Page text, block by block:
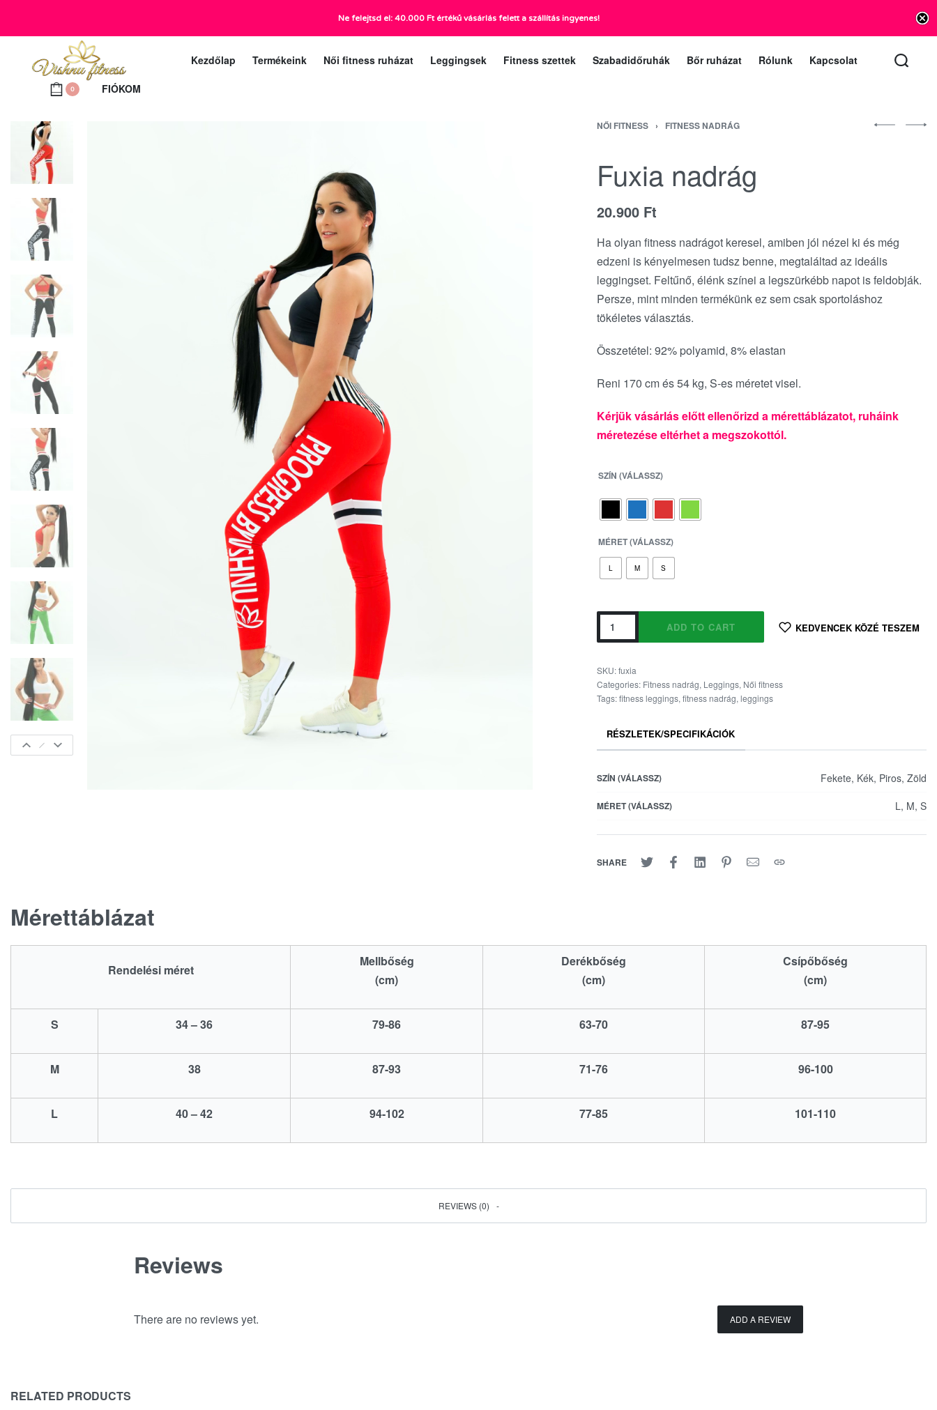
Kezdőlap Termékeink Női fitness ruházat Leggingsek Fitness szettek Szabadidőruhák Bőr ruházat Rólunk Kapcsolat
0 FIÓKOM
NŐI FITNESS › FITNESS NADRÁG
Fuxia nadrág
20.900 Ft
Ha olyan fitness nadrágot keresel, amiben jól nézel ki és még
edzeni is kényelmesen tudsz benne, megtaláltad az ideális
leggingset. Feltűnő, élénk színei a legszürkébb napot is feldobják.
Persze, mint minden termékünk ez sem csak sportoláshoz
tökéletes választás.
Összetétel: 92% polyamid, 8% elastan
Reni 170 cm és 54 kg, S-es méretet visel.
Kérjük vásárlás előtt ellenőrizd a mérettáblázatot, ruháink
méretezése eltérhet a megszokottól.
SZÍN (VÁLASSZ)
MÉRET (VÁLASSZ)
L M S
ADD TO CART KEDVENCEK KÖZÉ TESZEM
SKU:fuxia
Categories: Fitness nadrág, Leggings, Női fitness
Tags:fitness leggings, fitness nadrág, leggings
RÉSZLETEK/SPECIFIKÁCIÓK
SZÍN (VÁLASSZ) Fekete, Kék, Piros, Zöld
MÉRET (VÁLASSZ) L, M, S
SHARE
Mérettáblázat
Rendelési méret
Mellbőség
(cm)
Derékbőség
(cm)
Csípőbőség
(cm)
S 34 – 36 79-86 63-70 87-95
M 38 87-93 71-76 96-100
L 40 – 42 94-102 77-85 101-110
REVIEWS (0)
Reviews
There are no reviews yet. ADD A REVIEW
RELATED PRODUCTS
Ne felejtsd el: 40.000 Ft értékű vásárlás felett a szállítás ingyenes!